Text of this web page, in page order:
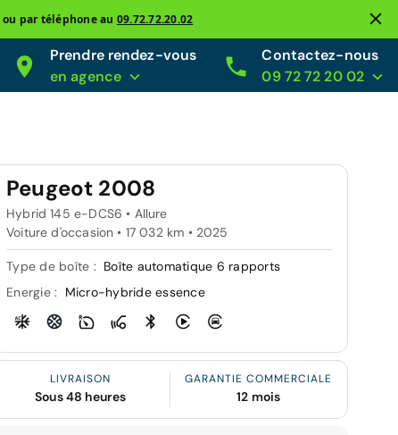
ou par téléphone au 09.72.72.20.02
Prendre rendez-vous
en agence
Contactez-nous
09 72 72 20 02
Peugeot 2008
Hybrid 145 e-DCS6 • Allure
Voiture d'occasion • 17 032 km • 2025
Type de boîte : Boîte automatique 6 rapports
Energie :
Micro-hybride essence
LIVRAISON
Sous 48 heures
GARANTIE COMMERCIALE
12 mois